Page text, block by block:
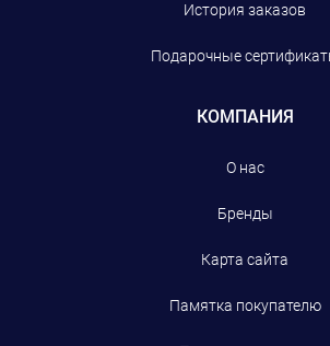
История заказов
Подарочные
КОМПАНИЯ
О нас
Бренды
Карта сайта
Памятка покупателю